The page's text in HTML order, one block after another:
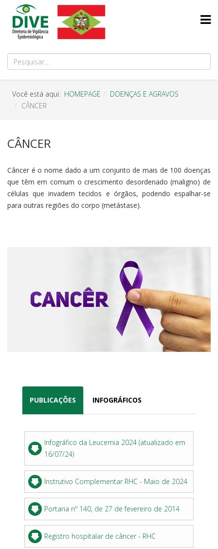
Você está aqui: HOMEPAGE
DOENÇAS E AGRAVOS
CÂNCER
CÂNCER
Câncer é o nome dado a um conjunto de mais de 100 doenças
que têm em comum o crescimento desordenado (maligno) de
células que invadem tecidos e órgãos, podendo espalhar-se
para outras regiões do corpo (metástase).
PUBLICAÇÕES INFOGRÁFICOS
Infográfico da Leucemia 2024 (atualizado em
16/07/24)
Instrutivo Complementar RHC - Maio de 2024
Portaria nº 140, de 27 de fevereiro de 2014
Registro hospitalar de câncer - RHC